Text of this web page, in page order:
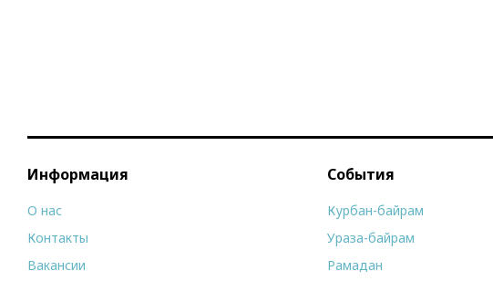
Информация
О нас
Контакты
Вакансии
События
Курбан-байрам
Ураза-байрам
Рамадан